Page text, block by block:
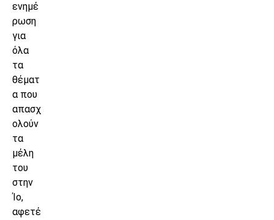
ενημέ
ρωση
για
όλα
τα
θέματ
α που
απασχ
ολούν
τα
μέλη
του
στην
Ίο,
αφετέ